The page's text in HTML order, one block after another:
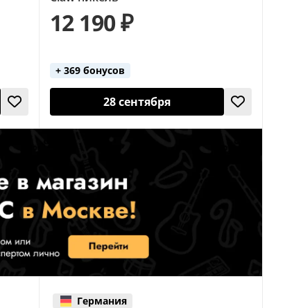
12 190 ₽
+ 369 бонусов
28 сентября
Германия